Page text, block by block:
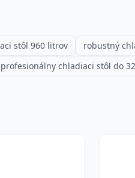
stôl 960 litrov
robustný
profesionálny chladiaci stôl do